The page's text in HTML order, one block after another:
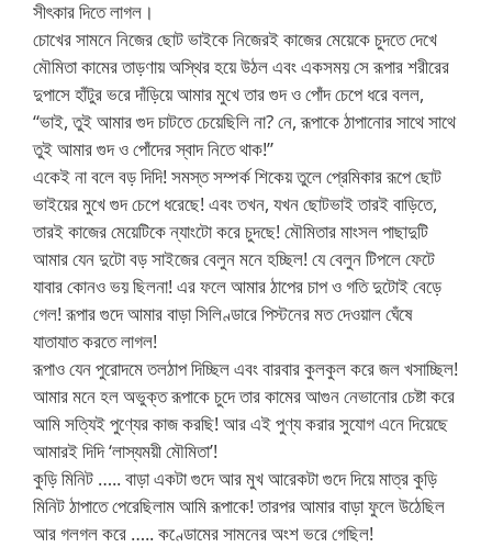
সীৎকার দিতে লাগল।
চোখের সামনে নিজের ছোট ভাইকে নিজেরই কাজের মেয়েকে চুদতে দেখে
মৌমিতা কামের তাড়ণায় অস্থির হয়ে উঠল এবং একসময় সে রূপার শরীরের
দুপাসে হাঁটুর ভরে দাঁড়িয়ে আমার মুখে তার গুদ ও পোঁদ চেপে ধরে বলল,
“ভাই, তুই আমার গুদ চাটতে চেয়েছিলি না? নে, রূপাকে ঠাপানোর সাথে সাথে
তুই আমার গুদ ও পোঁদের স্বাদ নিতে থাক!”
একেই না বলে বড় দিদি! সমস্ত সম্পর্ক শিকেয় তুলে প্রেমিকার রূপে ছোট
ভাইয়ের মুখে গুদ চেপে ধরেছে! এবং তখন, যখন ছোটভাই তারই বাড়িতে,
তারই কাজের মেয়েটিকে ন্যাংটো করে চুদছে! মৌমিতার মাংসল পাছাদুটি
আমার যেন দুটো বড় সাইজের বেলুন মনে হচ্ছিল! যে বেলুন টিপলে ফেটে
যাবার কোনও ভয় ছিলনা! এর ফলে আমার ঠাপের চাপ ও গতি দুটোই বেড়ে
গেল! রূপার গুদে আমার বাড়া সিলিণ্ডারে পিস্টনের মত দেওয়াল ঘেঁষে
যাতাযাত করতে লাগল!
রূপাও যেন পুরোদমে তলঠাপ দিচ্ছিল এবং বারবার কুলকুল করে জল খসাচ্ছিল!
আমার মনে হল অভুক্ত রূপাকে চুদে তার কামের আগুন নেভানোর চেষ্টা করে
আমি সত্যিই পুণ্যের কাজ করছি! আর এই পুণ্য করার সুযোগ এনে দিয়েছে
আমারই দিদি ‘লাস্যময়ী মৌমিতা’!
কুড়ি মিনিট ….. বাড়া একটা গুদে আর মুখ আরেকটা গুদে দিয়ে মাত্র কুড়ি
মিনিট ঠাপাতে পেরেছিলাম আমি রূপাকে! তারপর আমার বাড়া ফুলে উঠেছিল
আর গলগল করে ….. কণ্ডোমের সামনের অংশ ভরে গেছিল!